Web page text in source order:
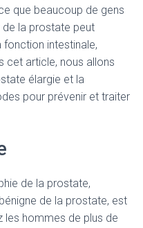
que beaucoup de gens
de la prostate peut
intestinale,
cet article, nous allons
élargie et la
pour prévenir et traiter
de la prostate,
de la prostate, est
les hommes de plus de